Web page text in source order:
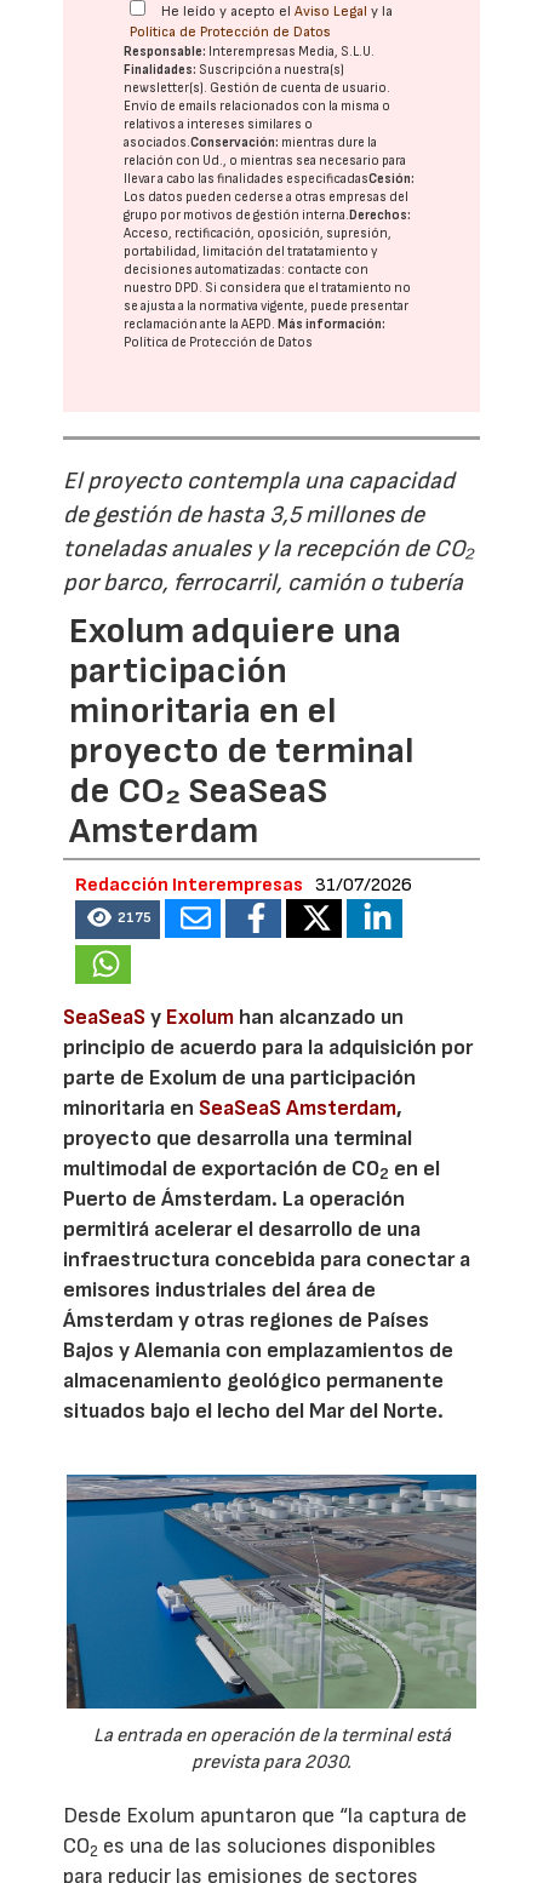
He leído y acepto elAviso Legal y la
Política de Protección de Datos
Responsable: Interempresas Media, S.L.U.
Finalidades: Suscripción a nuestra(s)
newsletter(s). Gestión de cuenta de usuario.
Envío de emails relacionados con la misma o
relativos a intereses similares o
asociados.Conservación: mientras dure la
relación con Ud., o mientras sea necesario para
llevar a cabo las finalidades especificadasCesión:
Los datos pueden cederse a otras empresas del
grupo por motivos de gestión interna.Derechos:
Acceso, rectificación, oposición, supresión,
portabilidad, limitación del tratatamiento y
decisiones automatizadas: contacte con
nuestro DPD. Si considera que el tratamiento no
se ajusta a la normativa vigente, puede presentar
reclamación ante laAEPD.Más información:
Política de Protección de Datos
El proyecto contempla una capacidad
de gestión de hasta 3,5 millones de
toneladas anuales y la recepción de CO₂
por barco, ferrocarril, camión o tubería
Exolum adquiere una
participación
minoritaria en el
proyecto de terminal
de CO₂ SeaSeaS
Amsterdam
Redacción Interempresas 31/07/2026
2175
SeaSeaSy Exolum han alcanzado un
principio de acuerdo para la adquisición por
parte de Exolum de una participación
minoritaria en SeaSeaS Amsterdam,
proyecto que desarrolla una terminal
multimodal de exportación de CO2 en el
Puerto de Ámsterdam. La operación
permitirá acelerar el desarrollo de una
infraestructura concebida para conectar a
emisores industriales del área de
Ámsterdam y otras regiones de Países
Bajos y Alemania con emplazamientos de
almacenamiento geológico permanente
situados bajo el lecho del Mar del Norte.
La entrada en operación de la terminal está
prevista para 2030.
Desde Exolum apuntaron que “la captura de
CO2 es una de las soluciones disponibles
para reducir las emisiones de sectores